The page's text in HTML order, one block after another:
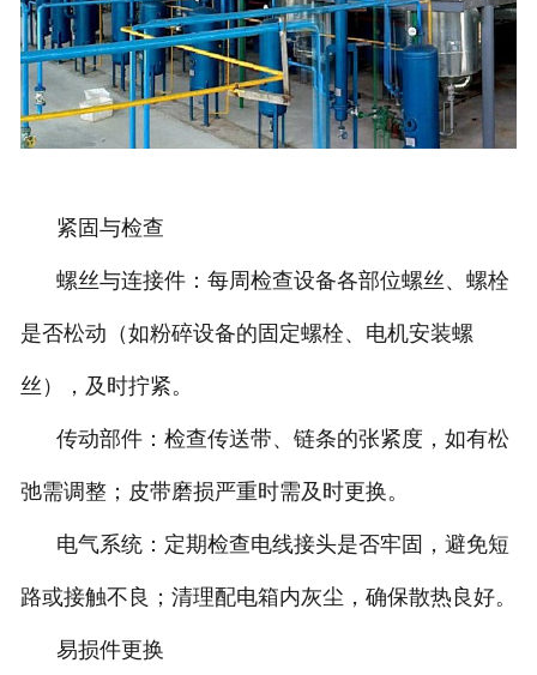
紧固与检查
螺丝与连接件：每周检查设备各部位螺丝、螺栓
是否松动（如粉碎设备的固定螺栓、电机安装螺
丝），及时拧紧。
传动部件：检查传送带、链条的张紧度，如有松
弛需调整；皮带磨损严重时需及时更换。
电气系统：定期检查电线接头是否牢固，避免短
路或接触不良；清理配电箱内灰尘，确保散热良好。
易损件更换